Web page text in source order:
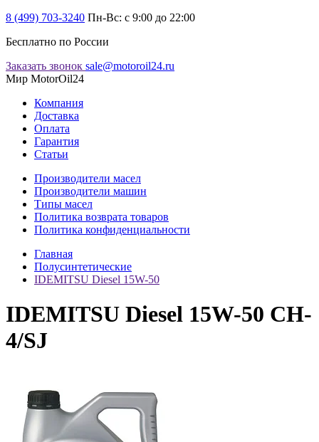
8 (499) 703-3240 Пн-Вс: с 9:00 до 22:00
Бесплатно по России
Заказать звонок sale@motoroil24.ru
Мир MotorOil24
Компания
Доставка
Оплата
Гарантия
Статьи
Производители масел
Производители машин
Типы масел
Политика возврата товаров
Политика конфиденциальности
Главная
Полусинтетические
IDEMITSU Diesel 15W-50
IDEMITSU Diesel 15W-50 CH-
4/SJ